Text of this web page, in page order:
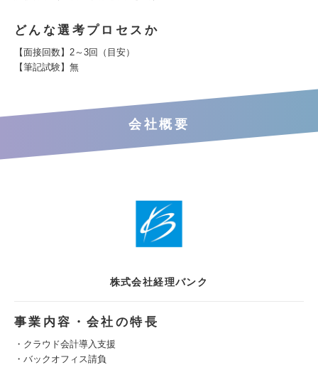
どんな選考プロセスか
【面接回数】2～3回（目安）
【筆記試験】無
会社概要
株式会社経理バンク
事業内容・会社の特長
・クラウド会計導入支援
・バックオフィス請負